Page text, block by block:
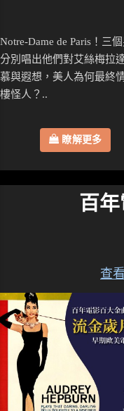
Notre-Dame de Paris！三
分別唱出他們對艾絲梅拉
慕與遐想，美人為何最終
樓怪人？..
瞭解更多
百
查